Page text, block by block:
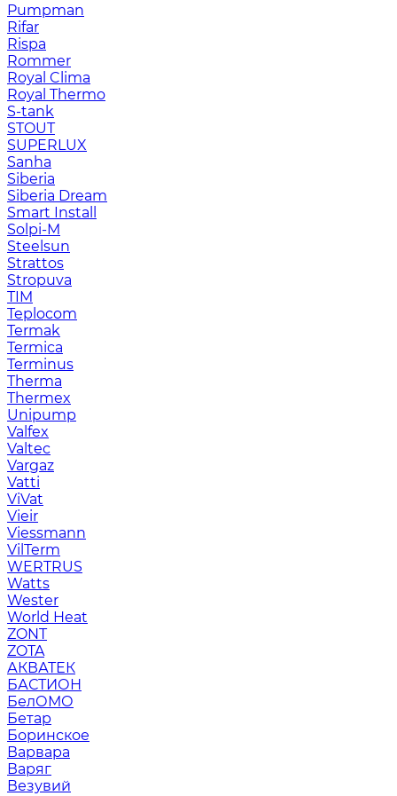
Pumpman
Rifar
Rispa
Rommer
Royal Clima
Royal Thermo
S-tank
STOUT
SUPERLUX
Sanha
Siberia
Siberia Dream
Smart Install
Solpi-M
Steelsun
Strattos
Stropuva
TIM
Teplocom
Termak
Termica
Terminus
Therma
Thermex
Unipump
Valfex
Valtec
Vargaz
Vatti
ViVat
Vieir
Viessmann
VilTerm
WERTRUS
Watts
Wester
World Heat
ZONT
ZOTA
АКВАТЕК
БАСТИОН
БелОМО
Бетар
Боринское
Варвара
Варяг
Везувий